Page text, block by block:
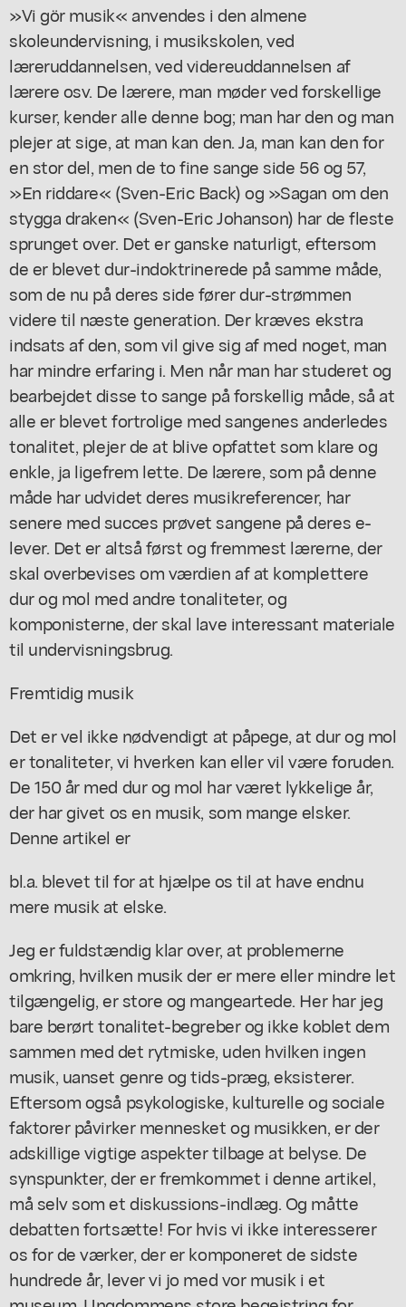
»Vi gör musik« anvendes i den almene
skoleundervisning, i musikskolen, ved
læreruddannelsen, ved videreuddannelsen af
lærere osv. De lærere, man møder ved forskellige
kurser, kender alle denne bog; man har den og man
plejer at sige, at man kan den. Ja, man kan den for
en stor del, men de to fine sange side 56 og 57,
»En riddare« (Sven-Eric Back) og »Sagan om den
stygga draken« (Sven-Eric Johanson) har de fleste
sprunget over. Det er ganske naturligt, eftersom
de er blevet dur-indoktrinerede på samme måde,
som de nu på deres side fører dur-strømmen
videre til næste generation. Der kræves ekstra
indsats af den, som vil give sig af med noget, man
har mindre erfaring i. Men når man har studeret og
bearbejdet disse to sange på forskellig måde, så at
alle er blevet fortrolige med sangenes anderledes
tonalitet, plejer de at blive opfattet som klare og
enkle, ja ligefrem lette. De lærere, som på denne
måde har udvidet deres musikreferencer, har
senere med succes prøvet sangene på deres e-
lever. Det er altså først og fremmest lærerne, der
skal overbevises om værdien af at komplettere
dur og mol med andre tonaliteter, og
komponisterne, der skal lave interessant materiale
til undervisningsbrug.
Fremtidig musik
Det er vel ikke nødvendigt at påpege, at dur og mol
er tonaliteter, vi hverken kan eller vil være foruden.
De 150 år med dur og mol har været lykkelige år,
der har givet os en musik, som mange elsker.
Denne artikel er
bl.a. blevet til for at hjælpe os til at have endnu
mere musik at elske.
Jeg er fuldstændig klar over, at problemerne
omkring, hvilken musik der er mere eller mindre let
tilgængelig, er store og mangeartede. Her har jeg
bare berørt tonalitet-begreber og ikke koblet dem
sammen med det rytmiske, uden hvilken ingen
musik, uanset genre og tids-præg, eksisterer.
Eftersom også psykologiske, kulturelle og sociale
faktorer påvirker mennesket og musikken, er der
adskillige vigtige aspekter tilbage at belyse. De
synspunkter, der er fremkommet i denne artikel,
må selv som et diskussions-indlæg. Og måtte
debatten fortsætte! For hvis vi ikke interesserer
os for de værker, der er komponeret de sidste
hundrede år, lever vi jo med vor musik i et